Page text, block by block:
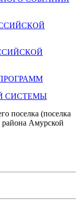
СИСТЕМЫ
поселка (поселка
района Амурской